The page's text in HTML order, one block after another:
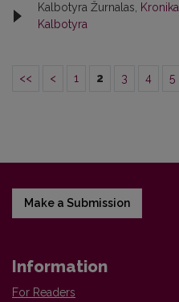
Kalbotyra Žurnalas, Kronika
Kalbotyra
<< < 1 2 3 4 5
Make a Submission
Information
For Readers